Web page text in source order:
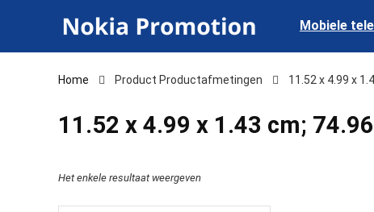
Mobiele
Home Product Productafmetingen ‎11.52 x 4.99 x
‎11.52 x 4.99 x 1.43 cm;
Het enkele resultaat weergeven